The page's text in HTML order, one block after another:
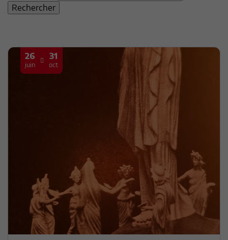
26
juin
31
oct